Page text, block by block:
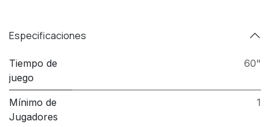
Especificaciones
Tiempo de
juego
60"
Mínimo de
Jugadores
1